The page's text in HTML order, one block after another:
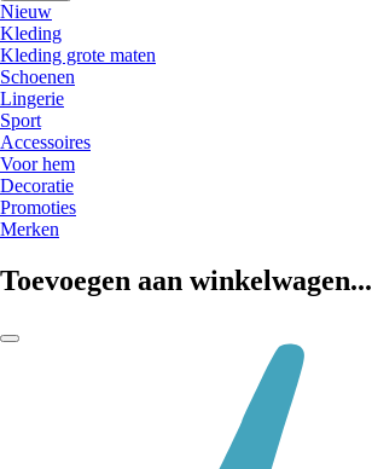
Nieuw
Kleding
Kleding grote maten
Schoenen
Lingerie
Sport
Accessoires
Voor hem
Decoratie
Promoties
Merken
Toevoegen aan winkelwagen...